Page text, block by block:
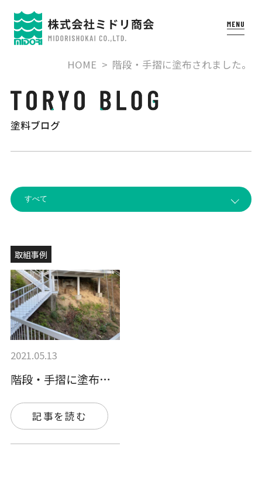
HOME 階段・手摺に塗布されました。
塗料ブログ
取組事例
2021.05.13
階段・手摺に塗布されました。
記事を読む